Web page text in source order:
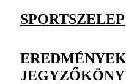
SPORTSZELEP